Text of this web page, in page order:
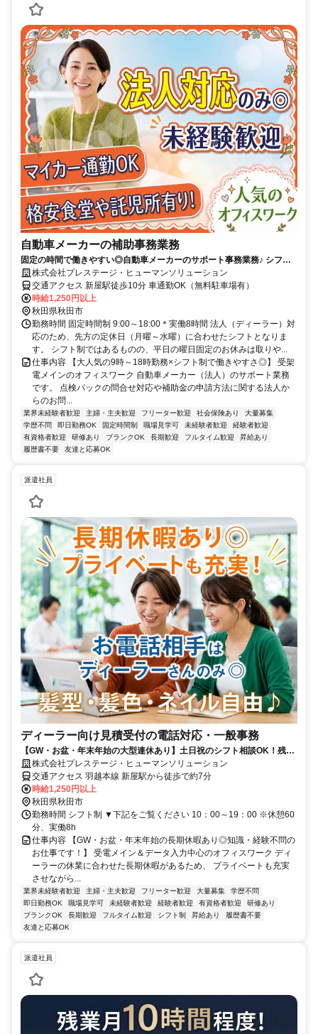
自動車メーカーの補助事務業務
固定の時間で働きやすい◎自動車メーカーのサポート事務業務♪ シフト
制で平日の用事もバッチリ◎
株式会社プレステージ・ヒューマンソリューション
交通アクセス 新屋駅徒歩10分 車通勤OK（無料駐車場有）
時給1,250円以上
秋田県秋田市
勤務時間 固定時間制 9:00～18:00＊実働8時間 法人（ディーラー）対
応のため、先方の定休日（月曜～水曜）に合わせたシフトとなりま
す。 シフト制ではあるものの、平日の曜日固定のお休みは取りや...
仕事内容 【大人気の9時～18時勤務×シフト制で働きやすさ◎】 受架
電メインのオフィスワーク 自動車メーカー（法人）のサポート業務
です。 点検パックの問合せ対応や補助金の申請方法に関する法人か
らのお問...
業界未経験者歓迎 主婦・主夫歓迎 フリーター歓迎 社会保険あり
大量募集
学歴不問
即日勤務OK 固定時間制 職場見学可 未経験者歓迎
経験者歓迎
有資格者歓迎
研修あり ブランクOK 長期歓迎 フルタイム歓迎
昇給あり
履歴書不要
友達と応募OK
派遣社員
ディーラー向け見積受付の電話対応・一般事務
【GW・お盆・年末年始の大型連休あり】土日祝のシフト相談OK！残業
なしで無理なく働ける環境♪
株式会社プレステージ・ヒューマンソリューション
交通アクセス 羽越本線 新屋駅から徒歩で約7分
時給1,250円以上
秋田県秋田市
勤務時間 シフト制 ▼下記をご覧ください 10：00～19：00 ※休憩60
分、実働8h
仕事内容 【GW・お盆・年末年始の長期休暇あり◎知識・経験不問の
お仕事です！】 受電メイン＆データ入力中心のオフィスワーク ディ
ーラーの休業に合わせた長期休暇があるため、 プライベートも充実
させながら...
業界未経験者歓迎 主婦・主夫歓迎 フリーター歓迎 大量募集
学歴不問
即日勤務OK
職場見学可 未経験者歓迎 経験者歓迎 有資格者歓迎
研修あり
ブランクOK
長期歓迎 フルタイム歓迎 シフト制 昇給あり
履歴書不要
友達と応募OK
派遣社員